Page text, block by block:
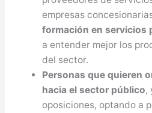
empresas
formación en servicios
a entender mejor los
del sector.
Personas que quieren
hacia el sector público,
oposiciones, optando a